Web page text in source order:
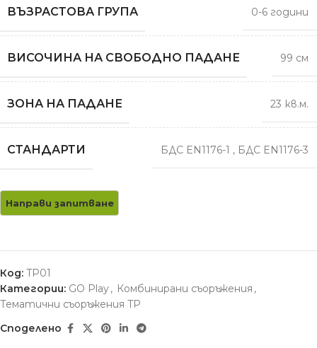
ВЪЗРАСТОВА ГРУПА 0-6 години
ВИСОЧИНА НА СВОБОДНО ПАДАНЕ 99 см
ЗОНА НА ПАДАНЕ 23 кв.м.
СТАНДАРТИ БДС EN1176-1 , БДС EN1176-3
Код: TP01
Категории: GO Play, Комбинирани съоръжения ,
Тематични съоръжения TP
Споделено